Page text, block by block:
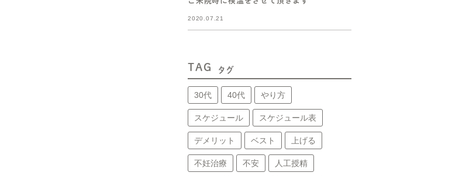
2020.07.21
TAG タグ
30代 40代 やり方
スケジュール スケジュール表
デメリット ベスト 上げる
不妊治療 不安 人工授精